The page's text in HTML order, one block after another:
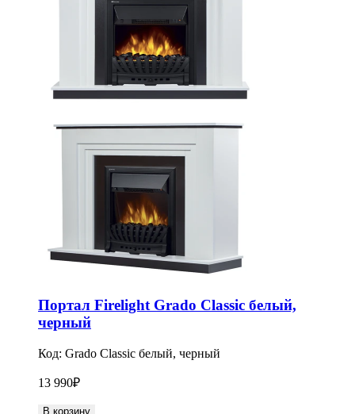
Портал Firelight Grado Classic белый,
черный
Код: Grado Classic белый, черный
13 990₽
В корзину